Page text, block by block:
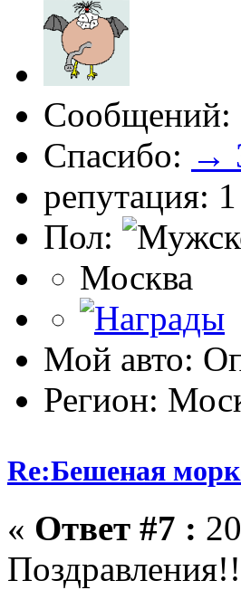
Сообщений:
Спасибо: →
репутация: 1
Пол:
Москва
Мой авто:
Регион:
Re:Бешеная
« Ответ #7 :